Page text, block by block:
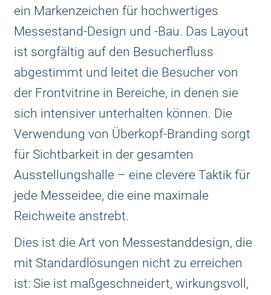
ein Markenzeichen für hochwertiges
Messestand-Design und -Bau. Das Layout
ist sorgfältig auf den Besucherfluss
abgestimmt und leitet die Besucher von
der Frontvitrine in Bereiche, in denen sie
sich intensiver unterhalten können. Die
Verwendung von Überkopf-Branding sorgt
für Sichtbarkeit in der gesamten
Ausstellungshalle – eine clevere Taktik für
jede Messeidee, die eine maximale
Reichweite anstrebt.
Dies ist die Art von Messestanddesign, die
mit Standardlösungen nicht zu erreichen
ist: Sie ist maßgeschneidert, wirkungsvoll,